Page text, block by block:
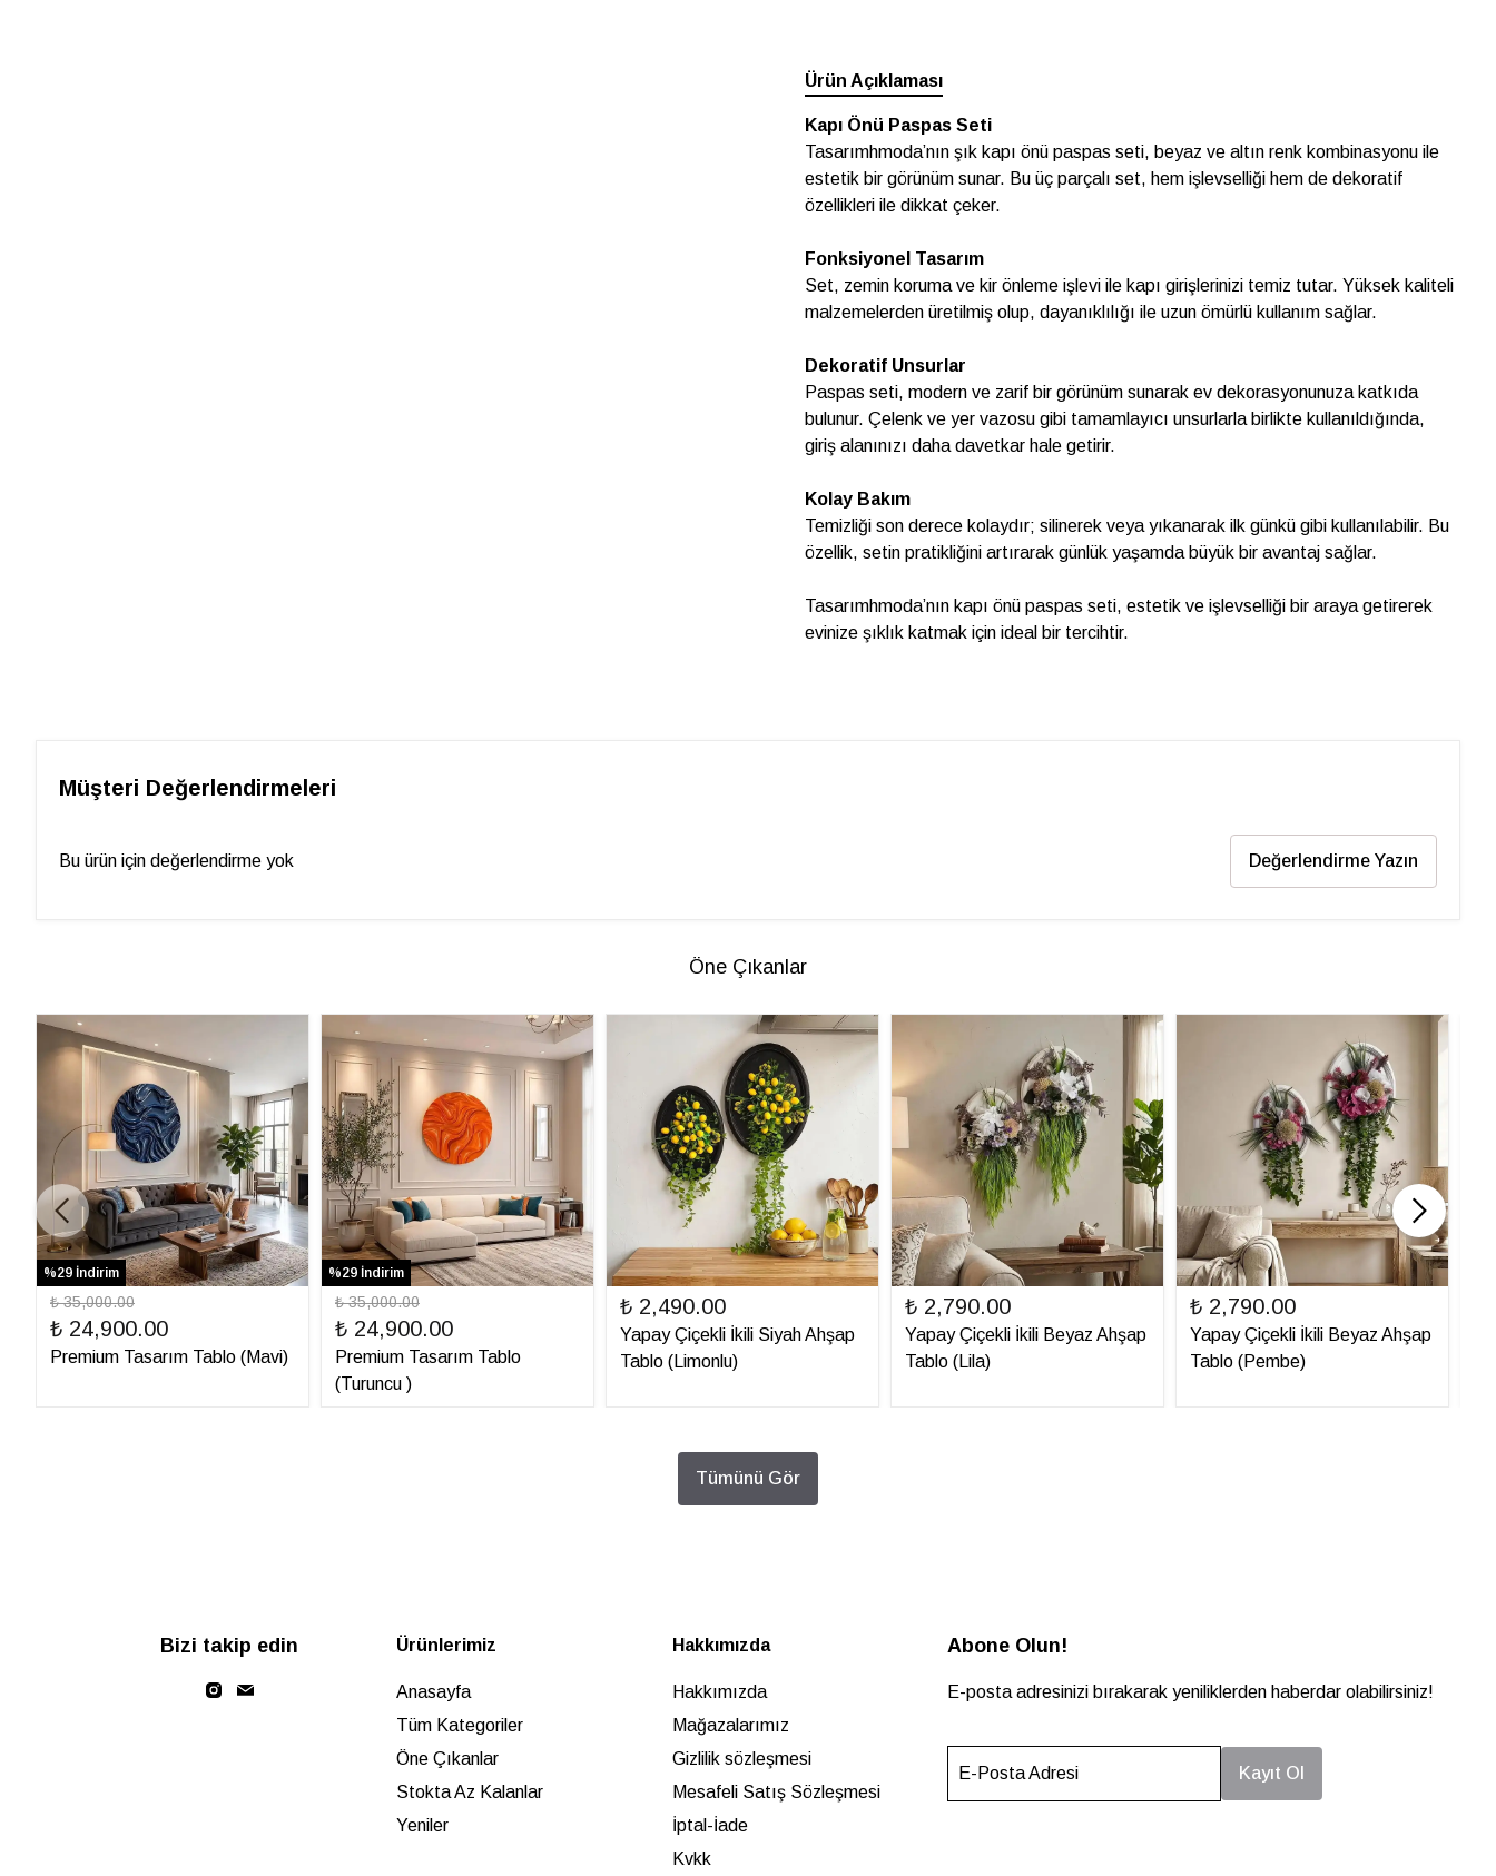
Ürün Açıklaması
Kapı Önü Paspas Seti
Tasarımhmoda’nın şık kapı önü paspas seti, beyaz ve altın renk kombinasyonu ile
estetik bir görünüm sunar. Bu üç parçalı set, hem işlevselliği hem de dekoratif
özellikleri ile dikkat çeker.
Fonksiyonel Tasarım
Set, zemin koruma ve kir önleme işlevi ile kapı girişlerinizi temiz tutar. Yüksek kaliteli
malzemelerden üretilmiş olup, dayanıklılığı ile uzun ömürlü kullanım sağlar.
Dekoratif Unsurlar
Paspas seti, modern ve zarif bir görünüm sunarak ev dekorasyonunuza katkıda
bulunur. Çelenk ve yer vazosu gibi tamamlayıcı unsurlarla birlikte kullanıldığında,
giriş alanınızı daha davetkar hale getirir.
Kolay Bakım
Temizliği son derece kolaydır; silinerek veya yıkanarak ilk günkü gibi kullanılabilir. Bu
özellik, setin pratikliğini artırarak günlük yaşamda büyük bir avantaj sağlar.
Tasarımhmoda’nın kapı önü paspas seti, estetik ve işlevselliği bir araya getirerek
evinize şıklık katmak için ideal bir tercihtir.
Müşteri Değerlendirmeleri
Bu ürün için değerlendirme yok Değerlendirme Yazın
Öne Çıkanlar
%29 İndirim
₺ 35,000.00
₺ 24,900.00
Premium Tasarım Tablo (Mavi)
%29 İndirim
₺ 35,000.00
₺ 24,900.00
Premium Tasarım Tablo
(Turuncu )
₺ 2,490.00
Yapay Çiçekli İkili Siyah Ahşap
Tablo (Limonlu)
₺ 2,790.00
Yapay Çiçekli İkili Beyaz Ahşap
Tablo (Lila)
₺ 2,790.00
Yapay Çiçekli İkili Beyaz Ahşap
Tablo (Pembe)
Tümünü Gör
Bizi takip edin Ürünlerimiz
Anasayfa
Tüm Kategoriler
Öne Çıkanlar
Stokta Az Kalanlar
Yeniler
Hakkımızda
Hakkımızda
Mağazalarımız
Gizlilik sözleşmesi
Mesafeli Satış Sözleşmesi
İptal-İade
Kvkk
Abone Olun!
E-posta adresinizi bırakarak yeniliklerden haberdar olabilirsiniz!
E-Posta Adresi Kayıt Ol